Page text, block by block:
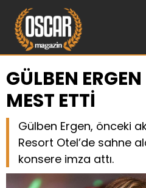
GÜLBEN
MEST ETTİ
Gülben Ergen, önceki
Resort Otel’de sahne
konsere imza attı.